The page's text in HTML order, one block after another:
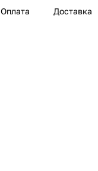
Оплата Доставка